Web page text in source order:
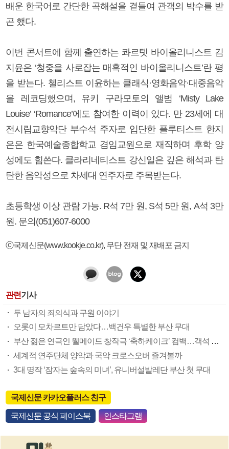
배운 한국어로 간단한 곡해설을 곁들여 관객의 박수를 받
곤 했다.
이번 콘서트에 함께 출연하는 콰르텟 바이올리니스트 김
지윤은 ‘청중을 사로잡는 매혹적인 바이올리니스트’란 평
을 받는다. 첼리스트 이윤하는 클래식·영화음악·대중음악
을 레코딩했으며, 유키 구라모토의 앨범 ‘Misty Lake
Louise’ ‘Romance’에도 참여한 이력이 있다. 만 23세에 대
전시립교향악단 부수석 주자로 입단한 플루티스트 한지
은은 한국예술종합학교 겸임교원으로 재직하며 후학 양
성에도 힘쓴다. 클라리네티스트 강신일은 깊은 해석과 탄
탄한 음악성으로 차세대 연주자로 주목받는다.
초등학생 이상 관람 가능. R석 7만 원, S석 5만 원, A석 3만
원. 문의(051)607-6000
ⓒ국제신문(www.kookje.co.kr), 무단 전재 및 재배포 금지
관련기사
두 남자의 죄의식과 구원 이야기
오롯이 모차르트만 담았다…백건우 특별한 부산 무대
부산 젊은 연극인 웰메이드 창작극 ‘축하케이크’ 컴백…객석 또 꽉 채울까
세계적 연주단체 양악과 국악 크로스오버 즐겨볼까
3대 명작 ‘잠자는 숲속의 미녀’, 유니버설발레단 부산 첫 무대
국제신문 카카오플러스 친구
국제신문 공식 페이스북 인스타그램